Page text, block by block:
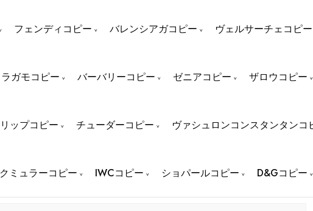
フェンディコピー バレンシアガコピー ヴェルサーチェコピー
ガモコピー バーバリーコピー ゼニアコピー ザロウコピー
ップコピー チューダーコピー ヴァシュロンコンスタンタンコ
ミュラーコピー IWCコピー ショパールコピー D&Gコピー